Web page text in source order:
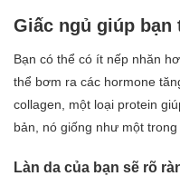
Giấc ngủ giúp bạn
Bạn có thể có ít nếp nhăn
thể bơm ra các hormone
collagen, một loại protein
bản, nó giống như một
Làn da của bạn sẽ rõ